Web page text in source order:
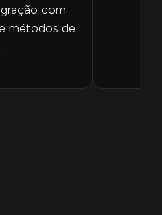
com
métodos de